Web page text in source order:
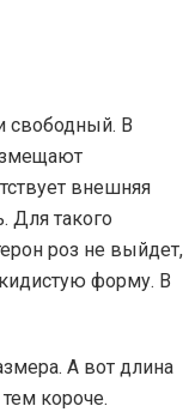
свободный. В
внешняя
Для такого
роз не выйдет,
форму. В
А вот длина
короче.